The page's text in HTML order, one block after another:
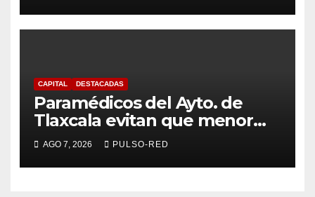
CAPITAL DESTACADAS
Paramédicos del Ayto. de
Tlaxcala evitan que menor
sufra complicaciones por
hipotermia tras caer en una
cisterna
AGO 7, 2026 PULSO-RED